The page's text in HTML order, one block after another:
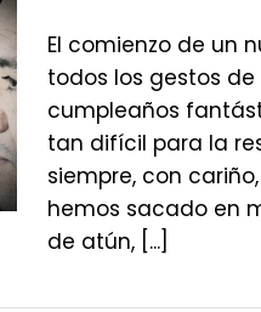
El comienzo de un
todos los gestos de
cumpleaños
tan difícil para la
siempre, con
hemos sacado en
de atún, [...]